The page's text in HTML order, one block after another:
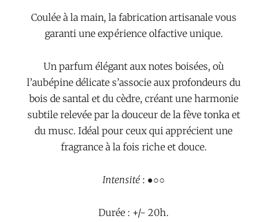
Coulée à la main, la fabrication artisanale vous
garanti une expérience olfactive unique.
Un parfum élégant aux notes boisées, où
l’aubépine délicate s’associe aux profondeurs du
bois de santal et du cèdre, créant une harmonie
subtile relevée par la douceur de la fève tonka et
du musc. Idéal pour ceux qui apprécient une
fragrance à la fois riche et douce.
Intensité: ●○○
Durée : +/- 20h.